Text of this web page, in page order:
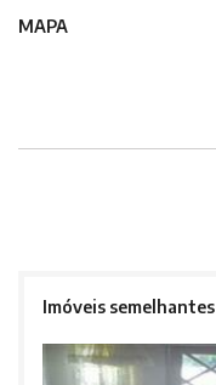
MAPA
Imóveis semelhantes